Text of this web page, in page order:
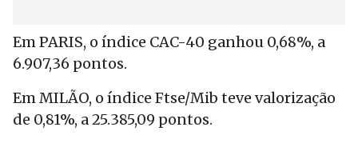
Em PARIS, o índice CAC-40 ganhou 0,68%, a
6.907,36 pontos.
Em MILÃO, o índice Ftse/Mib teve valorização
de 0,81%, a 25.385,09 pontos.